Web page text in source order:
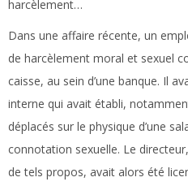
harcèlement…
Dans une affaire récente, un
de harcèlement moral et sexuel
caisse, au sein d’une banque. Il
interne qui avait établi,
déplacés sur le physique d’une
connotation sexuelle. Le
de tels propos, avait alors été